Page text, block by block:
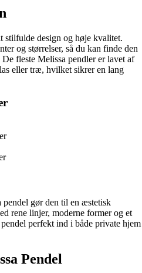
stilfulde design og høje kvalitet.
og størrelser, så du kan finde den
fleste Melissa pendler er lavet af
eller træ, hvilket sikrer en lang
pendel gør den til en æstetisk
rene linjer, moderne former og et
perfekt ind i både private hjem
Pendel